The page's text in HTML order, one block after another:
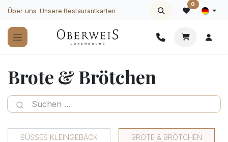
Zum Inhalt springen
Über uns Unsere Restaurantkarten
0
Brote & Brötchen
SÜSSES KLEINGEBÄCK BROTE & BRÖTCHEN